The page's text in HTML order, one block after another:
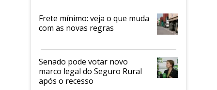
Frete mínimo: veja o que muda
com as novas regras
Senado pode votar novo
marco legal do Seguro Rural
após o recesso